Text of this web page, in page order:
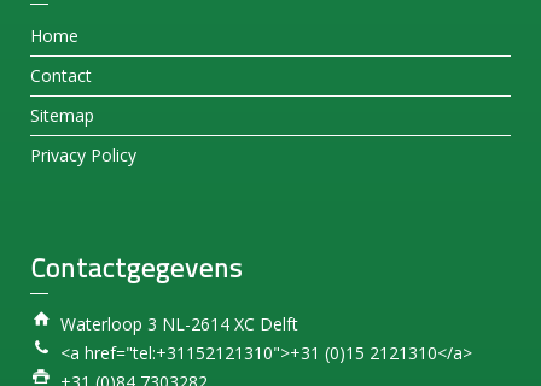
Home
Contact
Sitemap
Privacy Policy
Contactgegevens
Waterloop 3 NL-2614 XC Delft
<a href="tel:+31152121310">+31 (0)15 2121310</a>